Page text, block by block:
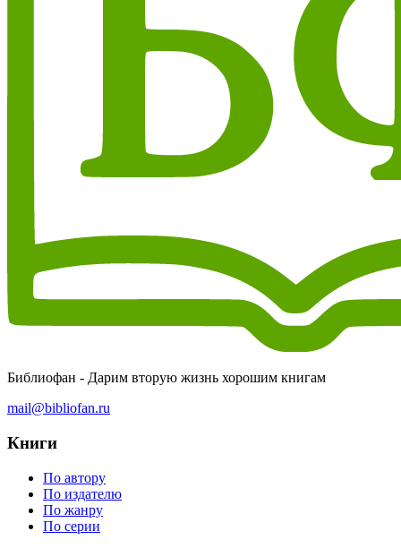
Библиофан - Дарим вторую жизнь хорошим книгам
mail@bibliofan.ru
Книги
По автору
По издателю
По жанру
По серии